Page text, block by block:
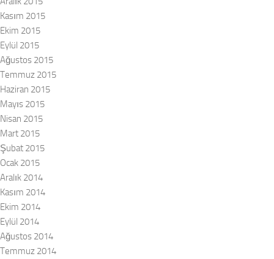
Kasım 2015
Ekim 2015
Eylül 2015
Ağustos 2015
Temmuz 2015
Haziran 2015
Mayıs 2015
Nisan 2015
Mart 2015
Şubat 2015
Ocak 2015
Aralık 2014
Kasım 2014
Ekim 2014
Eylül 2014
Ağustos 2014
Temmuz 2014